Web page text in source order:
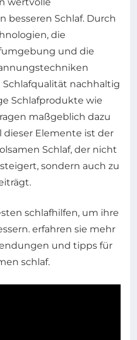
wertvolle
besseren Schlaf. Durch
die
und die
nachhaltig
Schlafprodukte wie
maßgeblich dazu
dieser Elemente ist der
Schlaf, der nicht
sondern auch zu